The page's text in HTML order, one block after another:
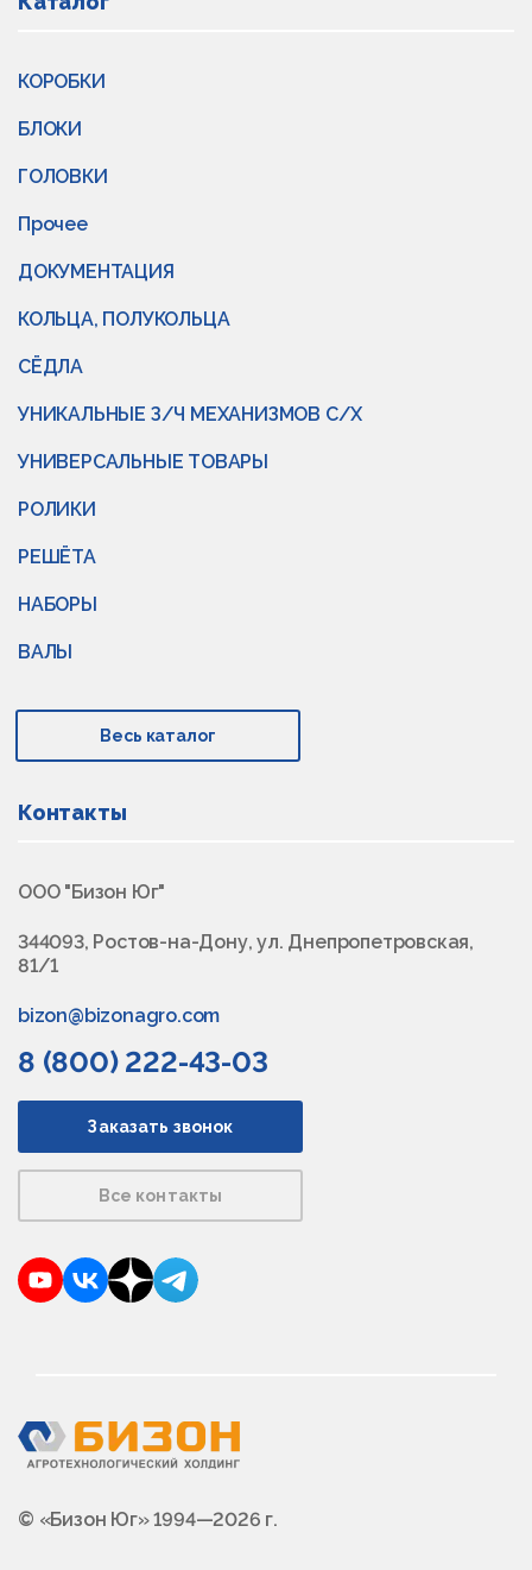
КОРОБКИ
БЛОКИ
ГОЛОВКИ
Прочее
ДОКУМЕНТАЦИЯ
КОЛЬЦА, ПОЛУКОЛЬЦА
СЁДЛА
УНИКАЛЬНЫЕ З/Ч МЕХАНИЗМОВ С/Х
УНИВЕРСАЛЬНЫЕ ТОВАРЫ
РОЛИКИ
РЕШЁТА
НАБОРЫ
ВАЛЫ
Весь каталог
Контакты
ООО "Бизон Юг"
344093, Ростов-на-Дону, ул. Днепропетровская,
81/1
bizon@bizonagro.com
8 (800) 222-43-03
Заказать звонок
Все контакты
YouTubeVKontakte
DzenTelegram
© «Бизон Юг» 1994—2026 г.